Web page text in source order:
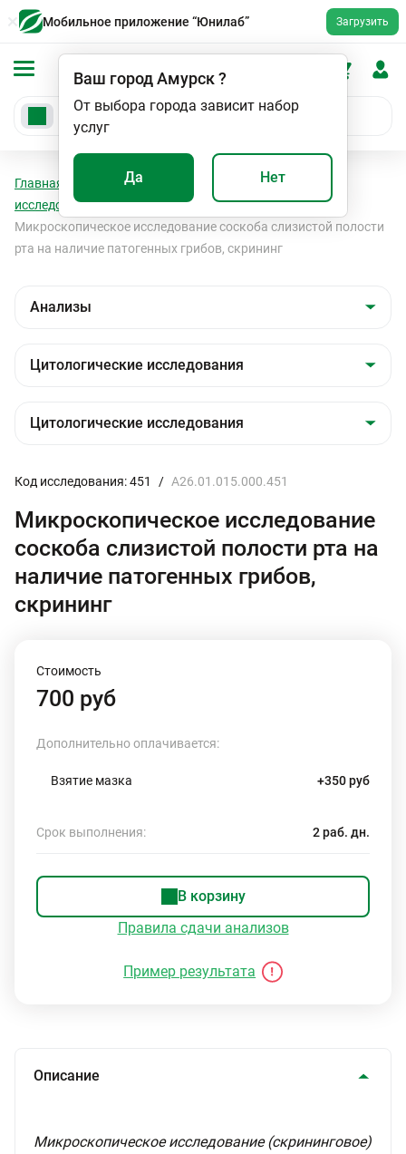
Мобильное приложение “Юнилаб” Загрузить
Ваш городАмурск?
От выбора города зависит набор
услуг
Да Нет
Главная Анализы
Цитологические
исследования
Цитологические исследования
Микроскопическое исследование соскоба слизистой полости
рта на наличие патогенных грибов, скрининг
Код исследования: 451 / A26.01.015.000.451
Микроскопическое исследование
соскоба слизистой полости рта на
наличие патогенных грибов,
скрининг
Стоимость
700 руб
Дополнительно оплачивается:
Взятие мазка +350 руб
Срок выполнения: 2 раб. дн.
В корзину
Правила сдачи анализов
Пример результата
Описание
Микроскопическое исследование (скрининговое)